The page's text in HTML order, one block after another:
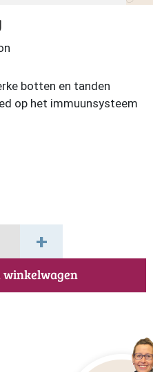
botten en tanden
op het immuunsysteem
+
winkelwagen